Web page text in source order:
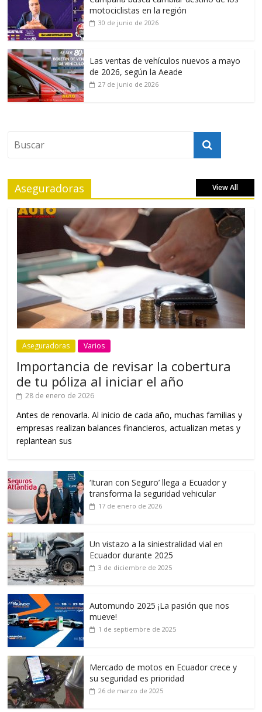
motociclistas en la región
30 de junio de 2026
Las ventas de vehículos nuevos a mayo
de 2026, según la Aeade
27 de junio de 2026
Aseguradoras View All
Aseguradoras Varios
Importancia de revisar la cobertura
de tu póliza al iniciar el año
28 de enero de 2026
Antes de renovarla. Al inicio de cada año, muchas familias y
empresas realizan balances financieros, actualizan metas y
replantean sus
‘Ituran con Seguro’ llega a Ecuador y
transforma la seguridad vehicular
17 de enero de 2026
Un vistazo a la siniestralidad vial en
Ecuador durante 2025
3 de diciembre de 2025
Automundo 2025 ¡La pasión que nos
mueve!
1 de septiembre de 2025
Mercado de motos en Ecuador crece y
su seguridad es prioridad
26 de marzo de 2025